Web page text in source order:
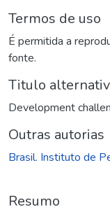
Termos de uso
É permitida a
fonte.
Titulo
Development
Outras autorias
Brasil. Instituto de
Resumo